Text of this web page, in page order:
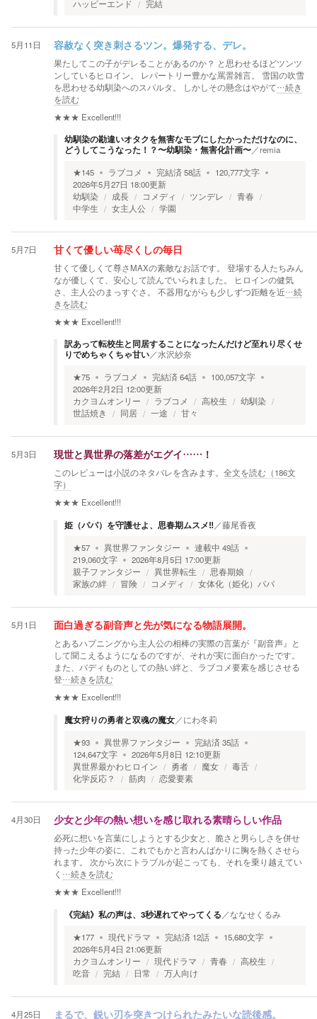
ハッピーエンド 完結
5月11日 容赦なく突き刺さるツン。爆発する、デレ。
果たしてこの子がデレることがあるのか？ と思わせるほどツンツ
ンしているヒロイン。 レパートリー豊かな罵詈雑言。 雪国の吹雪
を思わせる幼馴染へのスパルタ。 しかしその懸念はやがて…続き
を読む
★★★ Excellent!!!
幼馴染の勘違いオタクを無害なモブにしたかっただけなのに、
どうしてこうなった！？〜幼馴染・無害化計画〜／remia
★145 ラブコメ 完結済58話 120,777文字
2026年5月27日 18:00更新
幼馴染
成長 コメディ ツンデレ
青春
中学生
女主人公 学園
5月7日 甘くて優しい苺尽くしの毎日
甘くて優しくて尊さMAXの素敵なお話です。 登場する人たちみん
なが優しくて、安心して読んでいられました。 ヒロインの健気
さ、主人公のまっすぐさ。 不器用ながらも少しずつ距離を近…続
きを読む
★★★ Excellent!!!
訳あって転校生と同居することになったんだけど至れり尽くせ
りでめちゃくちゃ甘い／水沢紗奈
★75 ラブコメ 完結済64話 100,057文字
2026年2月2日 12:00更新
カクヨムオンリー
ラブコメ 高校生
幼馴染
世話焼き
同居 一途 甘々
5月3日 現世と異世界の落差がエグイ……！
このレビューは小説のネタバレを含みます。 全文を読む（186文
字）
★★★ Excellent!!!
姫（パパ）を守護せよ、思春期ムスメ‼／藤尾香夜
★57 異世界ファンタジー 連載中 49話
219,060文字 2026年8月5日 17:00更新
親子ファンタジー
異世界転生
思春期娘
家族の絆
冒険 コメディ 女体化（姫化）パパ
5月1日 面白過ぎる副音声と先が気になる物語展開。
とあるハプニングから主人公の相棒の実際の言葉が『副音声』と
して聞こえるようになるのですが、それが実に面白かったです。
また、バディものとしての熱い絆と、ラブコメ要素を感じさせる
登…続きを読む
★★★ Excellent!!!
魔女狩りの勇者と双魂の魔女／にわ冬莉
★93 異世界ファンタジー 完結済35話
124,647文字 2026年5月8日 12:10更新
異世界最かわヒロイン
勇者 魔女
毒舌
化学反応？
筋肉 恋愛要素
4月30日 少女と少年の熱い想いを感じ取れる素晴らしい作品
必死に想いを言葉にしようとする少女と、脆さと男らしさを併せ
持った少年の姿に、これでもかと言わんばかりに胸を熱くさせら
れます。 次から次にトラブルが起こっても、それを乗り越えてい
く …続きを読む
★★★ Excellent!!!
《完結》私の声は、3秒遅れてやってくる ／ななせくるみ
★177 現代ドラマ 完結済 12話 15,680文字
2026年5月4日 21:06更新
カクヨムオンリー
現代ドラマ 青春
高校生
吃音
完結 日常 万人向け
4月25日 まるで、鋭い刃を突きつけられたみたいな読後感。